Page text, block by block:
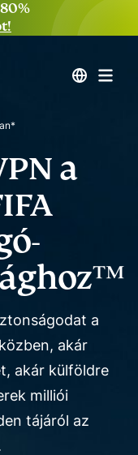
a
a
akár
akár külföldre
milliói
tájáról az